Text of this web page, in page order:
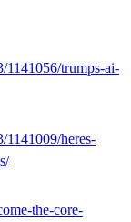
1141056/trumps-ai-
heres-
the-core-